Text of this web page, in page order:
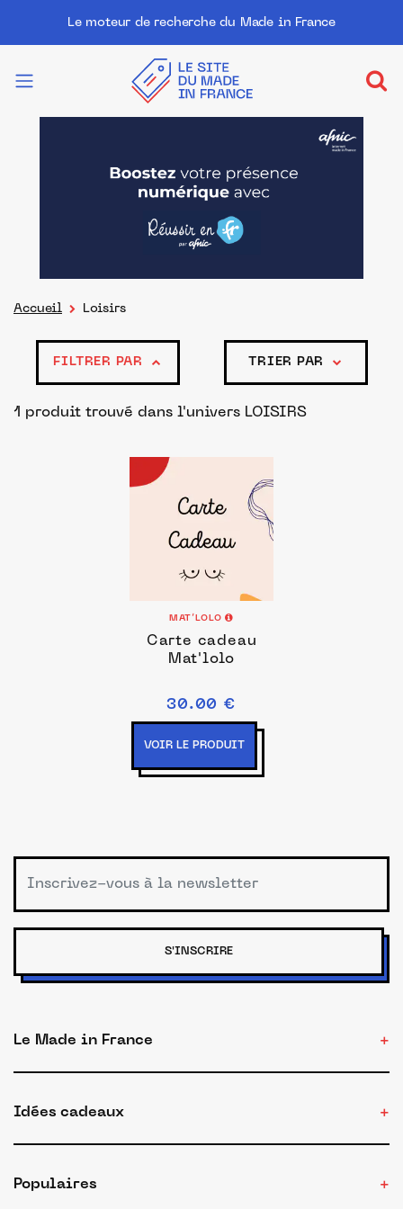
Le moteur de recherche du Made in France
Accueil Loisirs
FILTRER PAR TRIER PAR
1 produit trouvé dans l'univers LOISIRS
MAT’LOLO
Carte cadeau
Mat'lolo
30.00 €
VOIR LE PRODUIT
S'INSCRIRE
Le Made in France
Idées cadeaux
Populaires